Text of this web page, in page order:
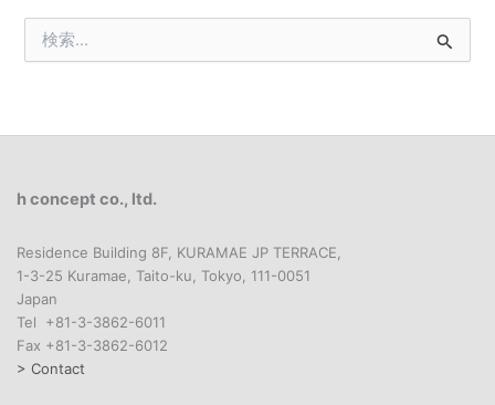
索
h concept co., ltd.
Residence Building 8F, KURAMAE JP TERRACE,
1-3-25 Kuramae, Taito-ku, Tokyo, 111-0051
Japan
Tel +81-3-3862-6011
Fax +81-3-3862-6012
> Contact